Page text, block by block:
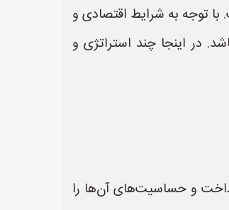
با توجه به شرایط اقتصادی و
در اینجا چند استراتژی و
و حساسیت‌های آن‌ها را